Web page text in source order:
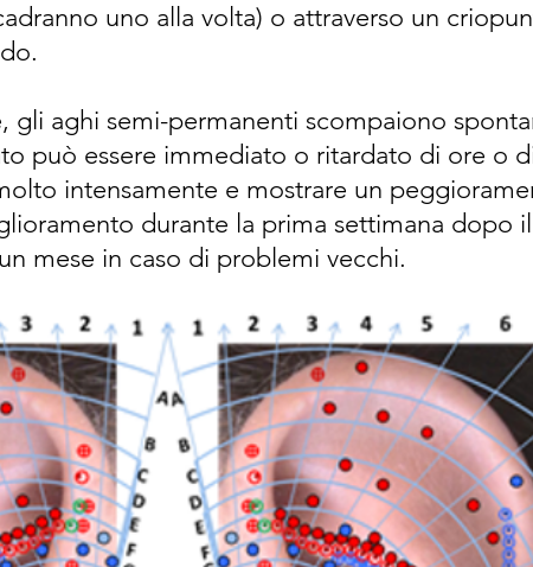
uno alla volta) o attraverso un
gli aghi semi-permanenti scompaiono
può essere immediato o ritardato di ore o
intensamente e mostrare un
durante la prima settimana dopo
mese in caso di problemi vecchi.